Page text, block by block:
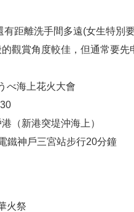
有距離洗手間多遠(女生特別
觀賞角度較佳，但通常要先
べ海上花火大會
（新港突堤沖海上）
鐵神戶三宮站步行20分鐘
火祭